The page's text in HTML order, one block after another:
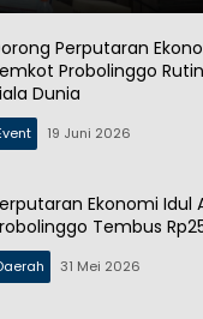
Perputaran
Probolinggo
Dunia
19 Juni 2026
Ekonomi Idul
Tembus
31 Mei 2026